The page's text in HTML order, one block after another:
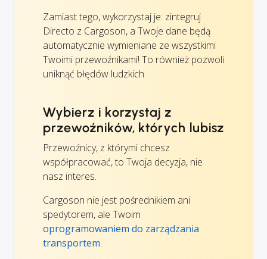
Zamiast tego, wykorzystaj je: zintegruj
Directo z Cargoson, a Twoje dane będą
automatycznie wymieniane ze wszystkimi
Twoimi przewoźnikami! To również pozwoli
uniknąć błędów ludzkich.
Wybierz i korzystaj z
przewoźników, których lubisz
Przewoźnicy, z którymi chcesz
współpracować, to Twoja decyzja, nie
nasz interes.
Cargoson nie jest pośrednikiem ani
spedytorem, ale Twoim
oprogramowaniem do zarządzania
transportem.